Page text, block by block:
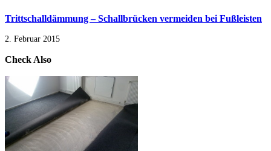
Trittschalldämmung – Schallbrücken vermeiden bei Fußleisten
2. Februar 2015
Check Also